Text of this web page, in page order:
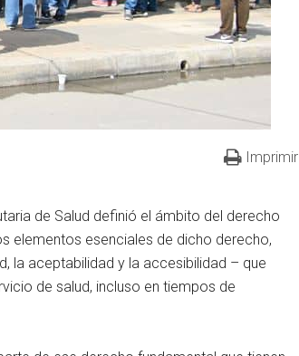
Imprimir
de Salud definió el ámbito del derecho
elementos esenciales de dicho derecho,
la aceptabilidad y la accesibilidad – que
de salud, incluso en tiempos de